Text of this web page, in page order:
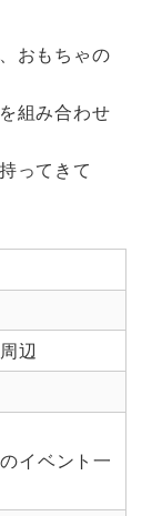
おもちゃの
組み合わせ
ってきて
辺
イベント一